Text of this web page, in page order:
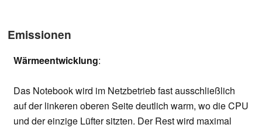
Emissionen
Wärmeentwicklung:
Das Notebook wird im Netzbetrieb fast ausschließlich
auf der linkeren oberen Seite deutlich warm, wo die CPU
und der einzige Lüfter sitzten. Der Rest wird maximal